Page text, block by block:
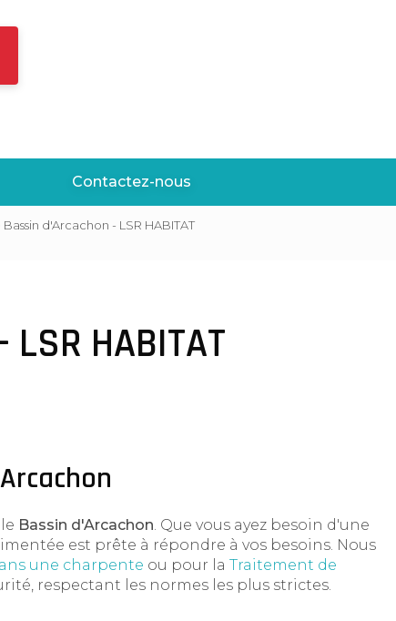
Contactez-nous
d'Arcachon - LSR HABITAT
HABITAT
Bassin d'Arcachon . Que vous ayez besoin d'une
est prête à répondre à vos besoins. Nous
une charpente ou pour la Traitement de
respectant les normes les plus strictes.